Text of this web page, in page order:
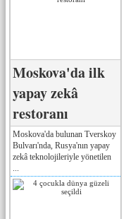
Moskova'da ilk
yapay zekâ
restoranı
Moskova'da bulunan Tverskoy
Bulvarı'nda, Rusya'nın yapay
zekâ teknolojileriyle yönetilen